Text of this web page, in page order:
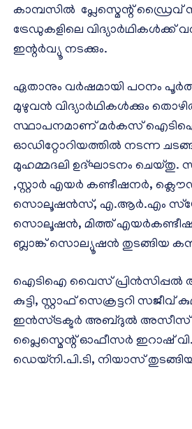
കാമ്പസിൽ പ്ലേസ്മെന്റ് ഡ്രൈവ്
ട്രേഡുകളിലെ വിദ്യാർഥികൾക്ക്
ഇന്റർവ്യൂ നടക്കും.
ഏതാനും വർഷമായി പഠനം
മുഴുവൻ വിദ്യാർഥികൾക്കും
സ്ഥാപനമാണ് മർകസ്
ഓഡിറ്റോറിയത്തിൽ നടന്ന
മുഹമ്മദലി ഉദ്ഘാടനം ചെയ്തു.
,സ്റ്റാർ എയർ കണ്ടീഷനർ,
സൊലൂഷൻസ്, എ.ആർ.എം
സൊലൂഷൻ, മിത്ത്
ബ്ലാങ്ക് സൊല്യൂഷൻ തുടങ്ങിയ
ഐടിഐ വൈസ് പ്രിൻസിപ്പൽ
കുട്ടി, സ്റ്റാഫ് സെക്രട്ടറി
ഇൻസ്ട്രക്ടർ അബ്ദുൽ അസീസ്
പ്ലൈസ്മെന്റ് ഓഫീസർ ഇറാഷ്
ഡെയ്നി.പി.ടി, നിയാസ്